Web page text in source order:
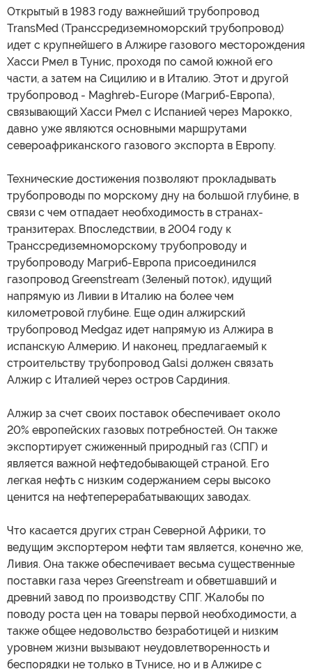
Открытый в 1983 году важнейший трубопровод
TransMed (Транссредиземноморский трубопровод)
идет с крупнейшего в Алжире газового месторождения
Хасси Рмел в Тунис, проходя по самой южной его
части, а затем на Сицилию и в Италию. Этот и другой
трубопровод - Maghreb-Europe (Магриб-Европа),
связывающий Хасси Рмел с Испанией через Марокко,
давно уже являются основными маршрутами
североафриканского газового экспорта в Европу.
Технические достижения позволяют прокладывать
трубопроводы по морскому дну на большой глубине, в
связи с чем отпадает необходимость в странах-
транзитерах. Впоследствии, в 2004 году к
Транссредиземноморскому трубопроводу и
трубопроводу Магриб-Европа присоединился
газопровод Greenstream (Зеленый поток), идущий
напрямую из Ливии в Италию на более чем
километровой глубине. Еще один алжирский
трубопровод Medgaz идет напрямую из Алжира в
испанскую Алмерию. И наконец, предлагаемый к
строительству трубопровод Galsi должен связать
Алжир с Италией через остров Сардиния.
Алжир за счет своих поставок обеспечивает около
20% европейских газовых потребностей. Он также
экспортирует сжиженный природный газ (СПГ) и
является важной нефтедобывающей страной. Его
легкая нефть с низким содержанием серы высоко
ценится на нефтеперерабатывающих заводах.
Что касается других стран Северной Африки, то
ведущим экспортером нефти там является, конечно же,
Ливия. Она также обеспечивает весьма существенные
поставки газа через Greenstream и обветшавший и
древний завод по производству СПГ. Жалобы по
поводу роста цен на товары первой необходимости, а
также общее недовольство безработицей и низким
уровнем жизни вызывают неудовлетворенность и
беспорядки не только в Тунисе, но и в Алжире с